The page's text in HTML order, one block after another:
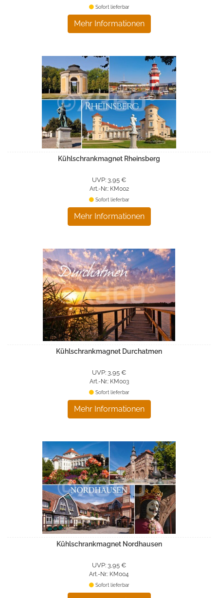
Mehr Informationen
Sofort lieferbar
Kühlschrankmagnet Rheinsberg
UVP: 3,95 €
Art.-Nr.: KM002
Mehr Informationen
Sofort lieferbar
Kühlschrankmagnet Durchatmen
UVP: 3,95 €
Art.-Nr.: KM003
Mehr Informationen
Sofort lieferbar
Kühlschrankmagnet Nordhausen
UVP: 3,95 €
Art.-Nr.: KM004
Sofort lieferbar